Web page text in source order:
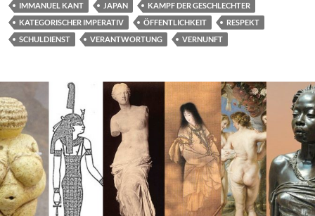
IMMANUEL KANT
JAPAN
KAMPF DER GESCHLECHTER
KATEGORISCHER IMPERATIV
ÖFFENTLICHKEIT
RESPEKT
SCHULDIENST
VERANTWORTUNG VERNUNFT